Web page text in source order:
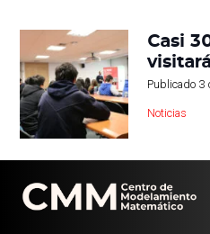
Casi
Publicado 3
Noticias